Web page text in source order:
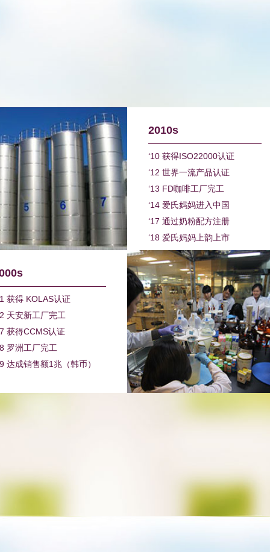
2010s
‘10 获得ISO22000认证
‘12 世界一流产品认证
‘13 FD咖啡工厂完工
‘14 爱氏妈妈进入中国
‘17 通过奶粉配方注册
‘18 爱氏妈妈上韵上市
获得 KOLAS认证
天安新工厂完工
获得CCMS认证
罗洲工厂完工
达成销售额1兆（韩币）